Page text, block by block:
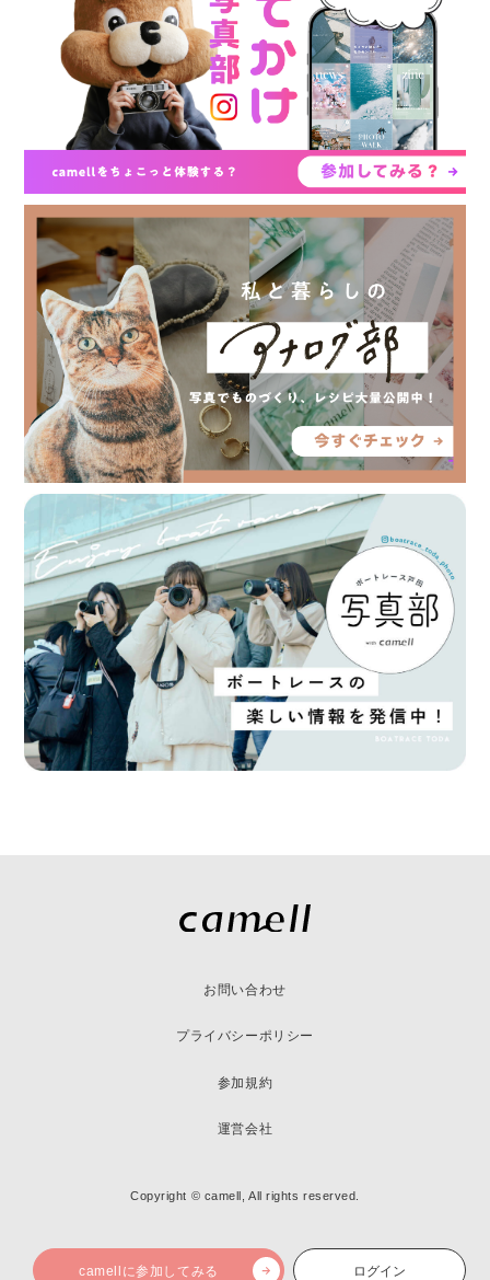
camellに参加してみる ログイン
お問い合わせ
プライバシーポリシー
参加規約
運営会社
Copyright © camell, All rights reserved.